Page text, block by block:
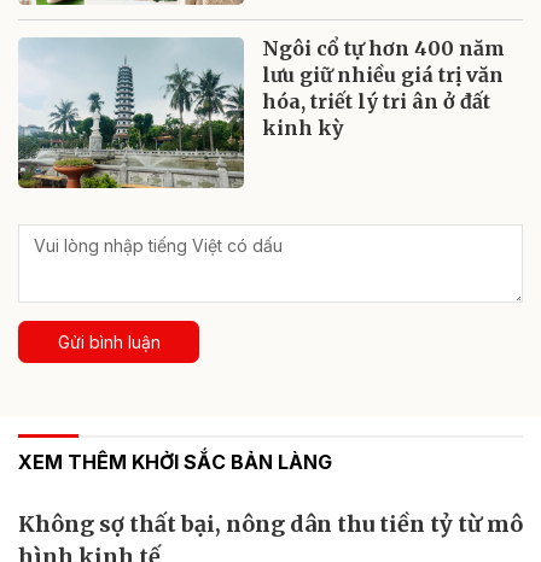
Ngôi cổ tự hơn 400 năm
lưu giữ nhiều giá trị văn
hóa, triết lý tri ân ở đất
kinh kỳ
Gửi bình luận
XEM THÊM KHỞI SẮC BẢN LÀNG
Không sợ thất bại, nông dân thu tiền tỷ từ mô